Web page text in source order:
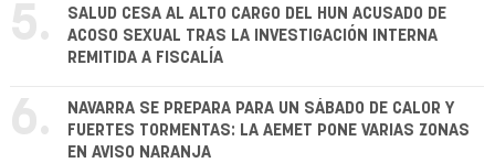
5.
SALUD CESA AL ALTO CARGO DEL HUN ACUSADO DE
ACOSO SEXUAL TRAS LA INVESTIGACIÓN INTERNA
REMITIDA A FISCALÍA
6.
NAVARRA SE PREPARA PARA UN SÁBADO DE CALOR Y
FUERTES TORMENTAS: LA AEMET PONE VARIAS ZONAS
EN AVISO NARANJA